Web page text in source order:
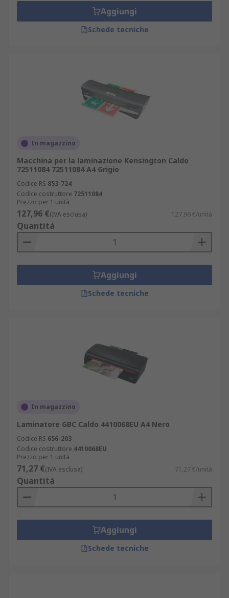
Aggiungi
Schede tecniche
In magazzino
Macchina per la laminazione Kensington Caldo
72511084 72511084 A4 Grigio
Codice RS 853-724
Codice costruttore 72511084
Prezzo per 1 unità
127,96 €(IVA esclusa) 127,96 €/unità
Quantità
Aggiungi
Schede tecniche
In magazzino
Laminatore GBC Caldo 4410068EU A4 Nero
Codice RS 656-203
Codice costruttore 4410068EU
Prezzo per 1 unità
71,27 €(IVA esclusa) 71,27 €/unità
Quantità
Aggiungi
Schede tecniche